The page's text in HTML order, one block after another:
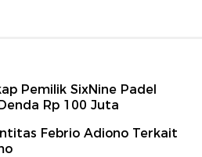
Pemilik SixNine Padel
Rp 100 Juta
Febrio Adiono Terkait